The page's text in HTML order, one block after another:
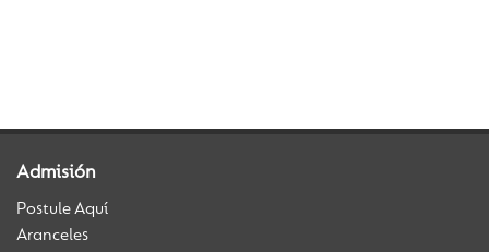
Admisión
Postule Aquí
Aranceles